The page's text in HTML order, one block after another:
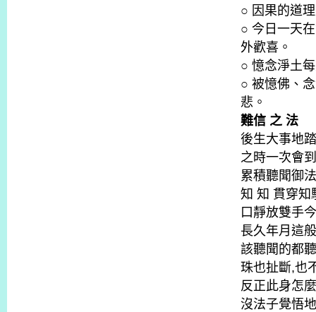
○ 因果的道
○ 今日一天
外歡喜。
○ 憶念淨土
○ 被憶佛、
悲。
難信 之 法
後生大事地
之時一次會
累積聽聞御
知 知 貫穿知
口靜放雙手
長久年月這
該聽聞的都
珠也扯斷,也
反正此身怎
沒法子覺悟